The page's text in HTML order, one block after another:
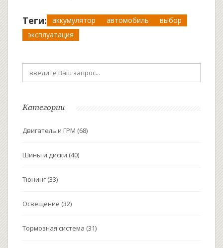
Теги: аккумулятор автомобиль
выбор
эксплуатация
Категории
Двигатель и ГРМ (68)
Шины и диски (40)
Тюнинг (33)
Освещение (32)
Тормозная система (31)